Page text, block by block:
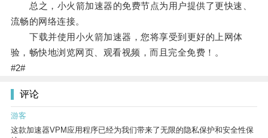
总之，小火箭加速器的免费节点为用户提供了更快速、
流畅的网络连接。
下载并使用小火箭加速器，您将享受到更好的上网体
验，畅快地浏览网页、观看视频，而且完全免费！。
#2#
评论
游客
这款加速器VPM应用程序已经为我们带来了无限的隐私保护和安全性保